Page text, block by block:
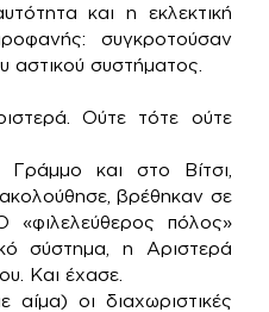
και η εκλεκτική
συγκροτούσαν
αστικού συστήματος.
Ούτε τότε ούτε
και στο Βίτσι,
βρέθηκαν σε
«φιλελεύθερος πόλος»
σύστημα, η Αριστερά
Και έχασε.
οι διαχωριστικές